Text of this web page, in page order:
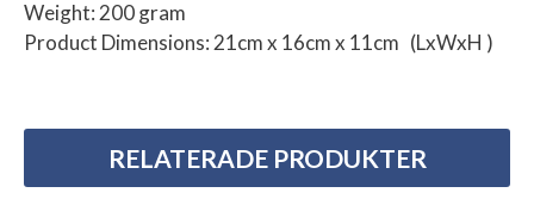
Weight: 200 gram
Product Dimensions: 21cm x 16cm x 11cm (LxWxH )
RELATERADE PRODUKTER